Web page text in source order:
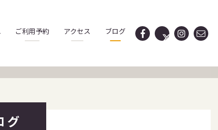
ご利用予約 アクセス ブログ
グ